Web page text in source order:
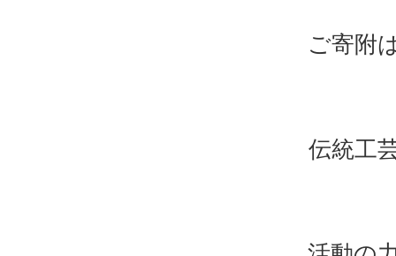
ご寄附
伝統工